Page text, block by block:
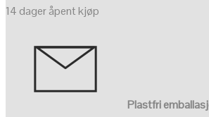
14 dager åpent kjøp
Plastfri